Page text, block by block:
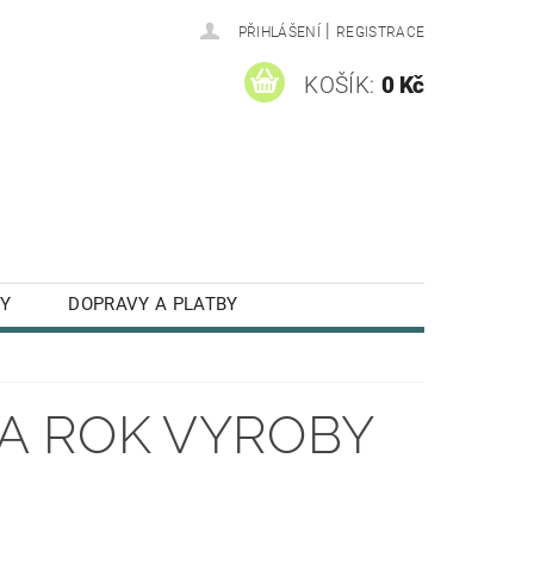
PŘIHLÁŠENÍ | REGISTRACE
KOŠÍK: 0 Kč
DOPRAVY A PLATBY
ROK VYROBY